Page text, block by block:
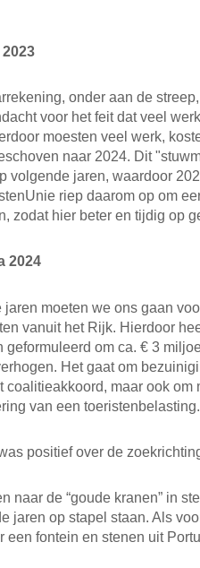
onder aan de
voor het feit dat veel
moesten veel werk,
naar 2024. Dit
volgende jaren, waardoor
riep daarom op om
zodat hier beter en tijdig op
2024
jaren moeten we ons gaan
vanuit het Rijk. Hierdoor
geformuleerd om ca. € 3
Het gaat om
coalitieakkoord, maar ook
van een toeristenbelasting.
positief over de
naar de “goude kranen” in
jaren op stapel staan. Als
een fontein en stenen uit